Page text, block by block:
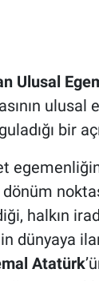
Ulusal
bir
halkın
dünyaya
Atatürk